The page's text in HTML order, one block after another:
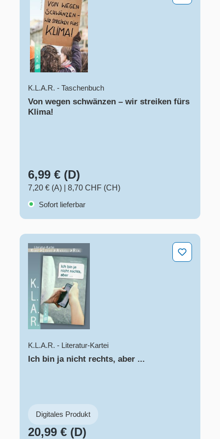
K.L.A.R. - Taschenbuch
Von wegen schwänzen – wir streiken fürs
Klima!
6,99 € (D)
7,20 € (A)
8,70 CHF (CH)
Sofort lieferbar
Ich bin ja nicht rechts, aber ...
K.L.A.R. - Literatur-Kartei
Ich bin ja nicht rechts, aber ...
Digitales Produkt
20,99 € (D)